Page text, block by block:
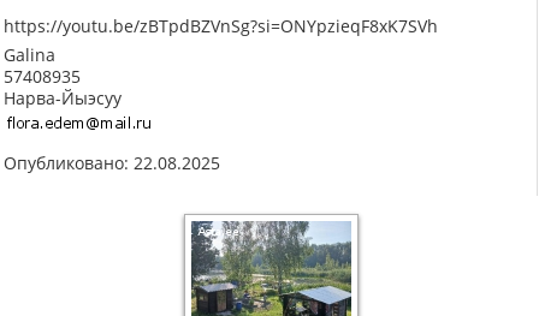
https://youtu.be/zBTpdBZVnSg?si=ONYpzieqF8xK7SVh
Galina
57408935
Нарва-Йыэсуу
Опубликовано: 22.08.2025